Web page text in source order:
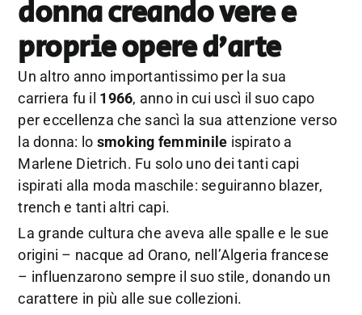
donna creando vere e
proprie opere d’arte
Un altro anno importantissimo per la sua
carriera fu il 1966, anno in cui uscì il suo capo
per eccellenza che sancì la sua attenzione verso
la donna: lo smoking femminile ispirato a
Marlene Dietrich. Fu solo uno dei tanti capi
ispirati alla moda maschile: seguiranno blazer,
trench e tanti altri capi.
La grande cultura che aveva alle spalle e le sue
origini – nacque ad Orano, nell’Algeria francese
– influenzarono sempre il suo stile, donando un
carattere in più alle sue collezioni.